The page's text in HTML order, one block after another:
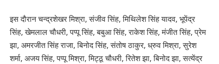
इस दौरान चन्द्रशेखर मिश्रा, संजीव सिंह, मिथिलेश सिंह यादव, भूपेंद्र
सिंह, खेमलाल चौधरी, पप्पू सिंह, बबुआ सिंह, राकेश सिंह, मंजीत सिंह, प्रेम
झा, अमरजीत सिंह राजा, बिनोद सिंह, संतोष ठाकुर, ध्रुव मिश्रा, सुरेश
शर्मा, अजय सिंह, पप्पू मिश्रा, मिट्ठू चौधरी, रितेश झा, बिनोद झा, सत्येंद्र